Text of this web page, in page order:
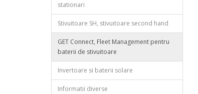
stationari
Stivuitoare SH, stivuitoare second hand
GET Connect, Fleet Management pentru
baterii de stivuitoare
Invertoare si baterii solare
Informatii diverse